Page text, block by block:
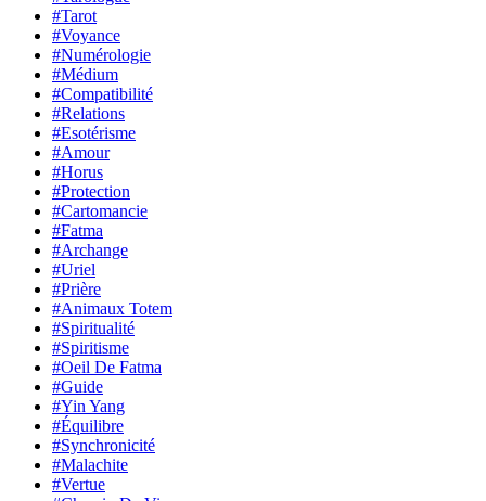
#Tarot
#Voyance
#Numérologie
#Médium
#Compatibilité
#Relations
#Esotérisme
#Amour
#Horus
#Protection
#Cartomancie
#Fatma
#Archange
#Uriel
#Prière
#Animaux Totem
#Spiritualité
#Spiritisme
#Oeil De Fatma
#Guide
#Yin Yang
#Équilibre
#Synchronicité
#Malachite
#Vertue